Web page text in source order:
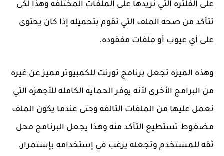
على الفلتره التي نريدها على الملفات المختلفه وهذا لكى
تتأكد من صحه الملف التي تقوم بتحميله إذا كان يحتوى
على أي عيوب أو ملفات مفقوده.
وهذه الميزه تجعل برنامج تورنت للكمبيوتر مميز عن غيره
من البرامج الأخرى لأنه يوفر الحمايه الكامله للأجهزه التي
نعمل عليها من الملفات التالفه وحتى عندما يكون الملف
مضغوط تستطيع التأكد منه وهذا يجعل البرنامج محل
ثقه للمستخدم وتجعله يرغب في إستخدامه بإستمرار.